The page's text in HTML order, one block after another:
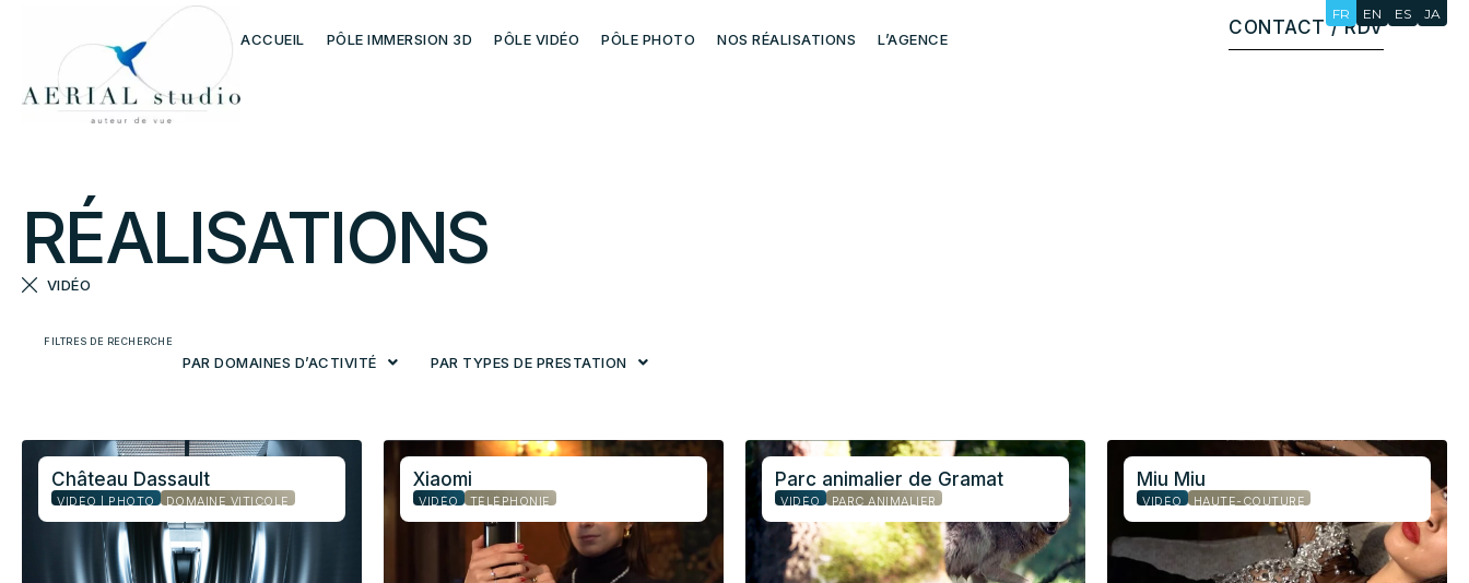
ACCUEIL PÔLE IMMERSION 3D PÔLE VIDÉO PÔLE PHOTO NOS RÉALISATIONS L’AGENCE
FR EN ES JA
CONTACT / RDV
RÉALISATIONS
VIDÉO
FILTRES DE RECHERCHE
PAR DOMAINES D’ACTIVITÉ PAR TYPES DE PRESTATION
Château Dassault
VIDÉO | PHOTO DOMAINE VITICOLE
Xiaomi
VIDÉO TÉLÉPHONIE
Parc animalier de Gramat
VIDÉO PARC ANIMALIER
Miu Miu
VIDÉO HAUTE-COUTURE